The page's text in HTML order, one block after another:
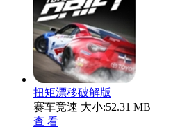
扭矩漂移破解版
赛车竞速 大小:52.31 MB
查 看